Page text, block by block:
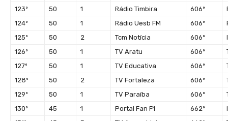
123º
50 1 Rádio Timbira 606º
124º
50 1 Rádio Uesb FM 606º
125º
50 2 Tcm Notícia 606º
126º
50 1 TV Aratu 606º
127º
50 1 TV Educativa 606º
128º
50 2 TV Fortaleza 606º
129º
50 1 TV Paraíba 606º
130º
45 1 Portal Fan F1 662º